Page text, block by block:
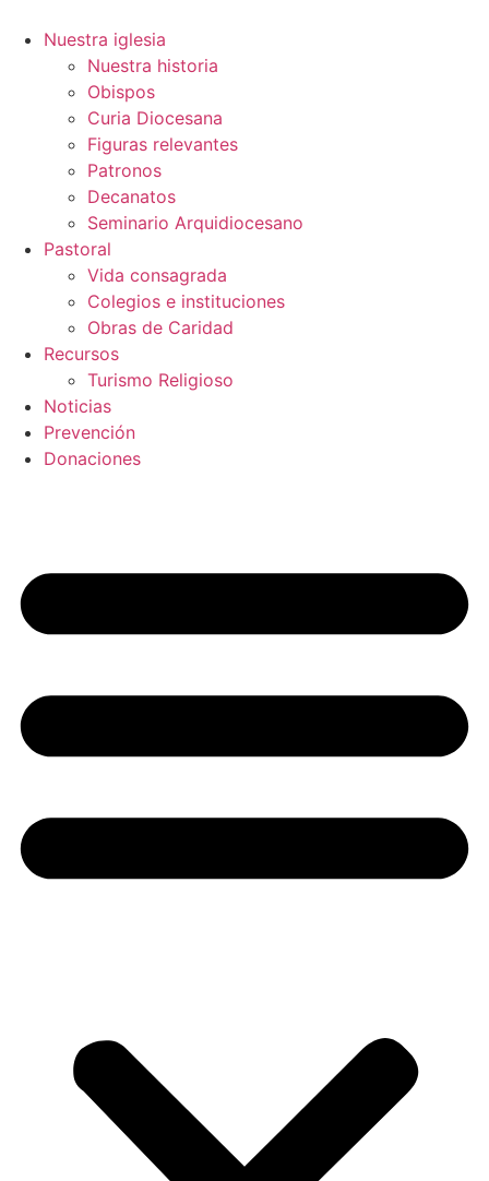
contenido
Nuestra iglesia
Nuestra historia
Obispos
Curia Diocesana
Figuras relevantes
Patronos
Decanatos
Seminario Arquidiocesano
Pastoral
Vida consagrada
Colegios e instituciones
Obras de Caridad
Recursos
Turismo Religioso
Noticias
Prevención
Donaciones